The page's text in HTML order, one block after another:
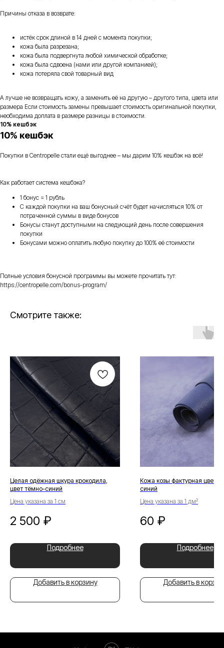
Причины отказа в возврате:
истёк срок длиной в 14 дней с момента покупки;
кожа была разрезана;
кожа была подвергнута любой химической обработке;
кожа была сдвоена (нами или другой компанией);
кожа потеряла свой товарный вид
А лучше не возвращать кожу, а заменить её на другую – другого типа, цвета или
размера Если стоимость замены превышает стоимость оригинальной покупки,
необходима доплата в размере разницы в стоимости.
10% кешбэк
10% кешбэк
Покупки в Centropelle стали ещё выгоднее – мы дарим 10% кешбэк на всё!
Как работает система кешбэка?
1 бонус = 1 рубль
С каждой покупки на ваш бонусный счёт будет начисляться 10% от
потраченной суммы в виде бонусов
Бонусы станут доступными на следующий день после совершения
покупки
Бонусами можно оплатить любую покупку до 100% её стоимости
Полные условия бонусной программы вы можете прочитать тут:
https://centropelle.com/bonus-program/
Смотрите также:
Целая одёжная шкура крокодила,
цвет тёмно-синий
Цена указана за 1 см
2 500 ₽
Подробнее
Добавить в корзину
Кожа козы фактурная цвет
синий
Цена указана за 1 дм²
60 ₽
Подробнее
Добавить в